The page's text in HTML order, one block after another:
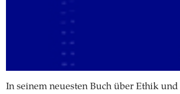
In seinem neuesten Buch über Ethik